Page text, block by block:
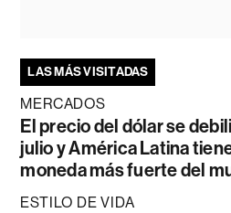
LAS MÁS VISITADAS
MERCADOS
El precio del dólar se
julio y América Latina
moneda más fuerte del
ESTILO DE VIDA